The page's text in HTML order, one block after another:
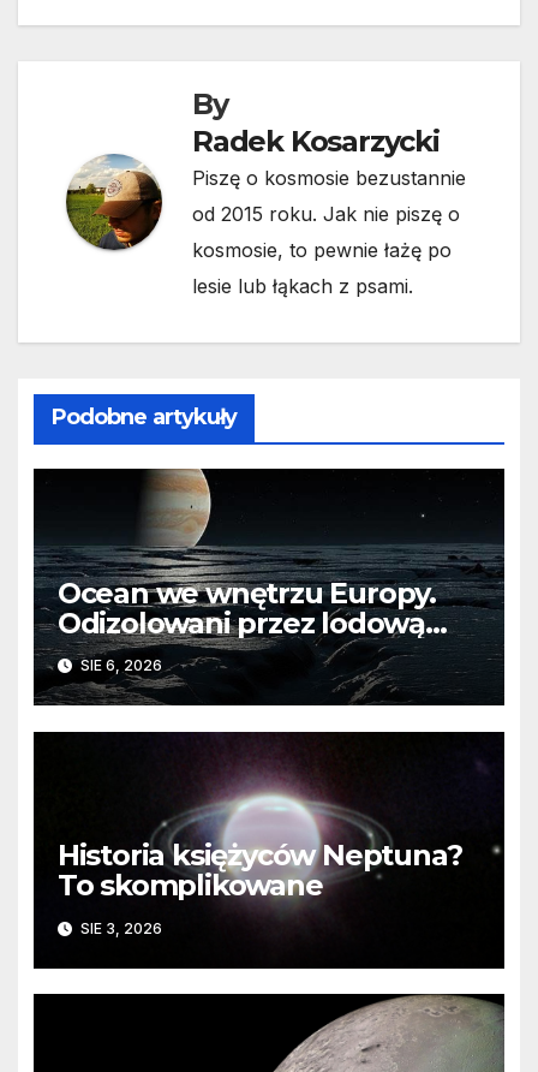
By
Radek Kosarzycki
Piszę o kosmosie bezustannie
od 2015 roku. Jak nie piszę o
kosmosie, to pewnie łażę po
lesie lub łąkach z psami.
Podobne artykuły
Ocean we wnętrzu Europy.
Odizolowani przez lodową
barierę
SIE 6, 2026
Historia księżyców Neptuna?
To skomplikowane
SIE 3, 2026